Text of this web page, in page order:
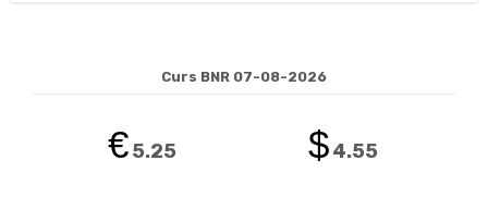
Curs BNR 07-08-2026
€5.25 $4.55